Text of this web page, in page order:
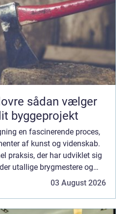
vælger
byggeprojekt
en fascinerende proces,
af kunst og videnskab.
praksis, der har udviklet sig
utallige brygmestere og
verden, der nyder at skabe
03 August 2026